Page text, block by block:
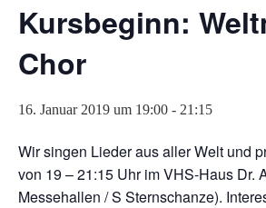
Kursbeginn:
Chor
16. Januar 2019 um 19:00 - 21:15
Wir singen Lieder aus aller Welt und
von 19 – 21:15 Uhr im VHS-Haus Dr.
Messehallen / S Sternschanze).